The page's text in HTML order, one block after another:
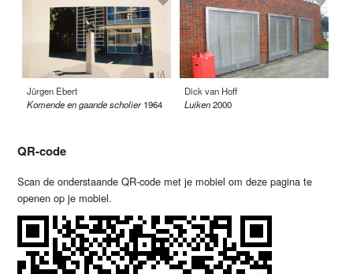
Jürgen Ebert
Komende en gaande scholier 1964
Dick van Hoff
Luiken2000
QR-code
Scan de onderstaande QR-code met je mobiel om deze pagina te
openen op je mobiel.